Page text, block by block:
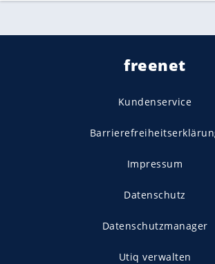
freenet
Kundenservice
Impressum
Datenschutz
Datenschutzmanager
Utiq verwalten